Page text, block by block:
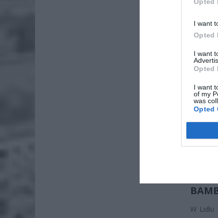
I want
Opted
I want
Opted
I want
of my
was
Opted
4
4
w
W Lidlu